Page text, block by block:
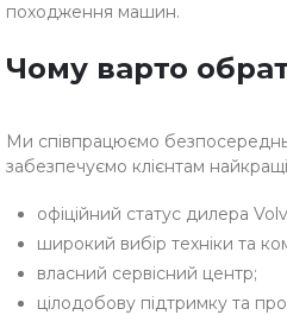
походження машин.
Чому варто
Ми співпрацюємо
забезпечуємо клієнтам
офіційний статус дилера
широкий вибір техніки та
власний сервісний центр;
цілодобову підтримку та